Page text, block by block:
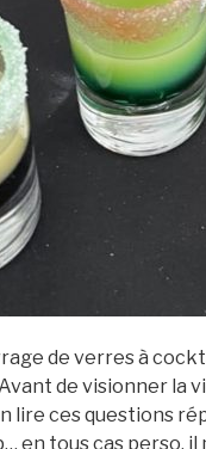
de verres à
de visionner la
lire ces questions
en tous cas perso, il